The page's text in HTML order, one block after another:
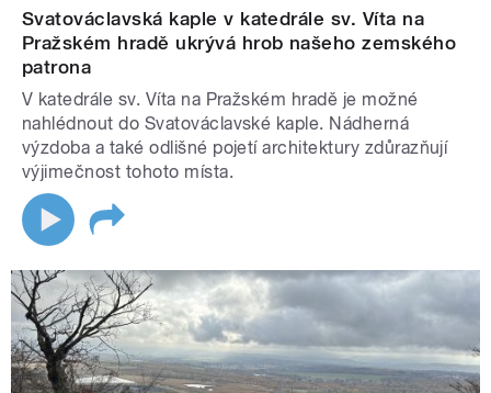
Svatováclavská kaple v katedrále sv. Víta na
Pražském hradě ukrývá hrob našeho zemského
patrona
V katedrále sv. Víta na Pražském hradě je možné
nahlédnout do Svatováclavské kaple. Nádherná
výzdoba a také odlišné pojetí architektury zdůrazňují
výjimečnost tohoto místa.